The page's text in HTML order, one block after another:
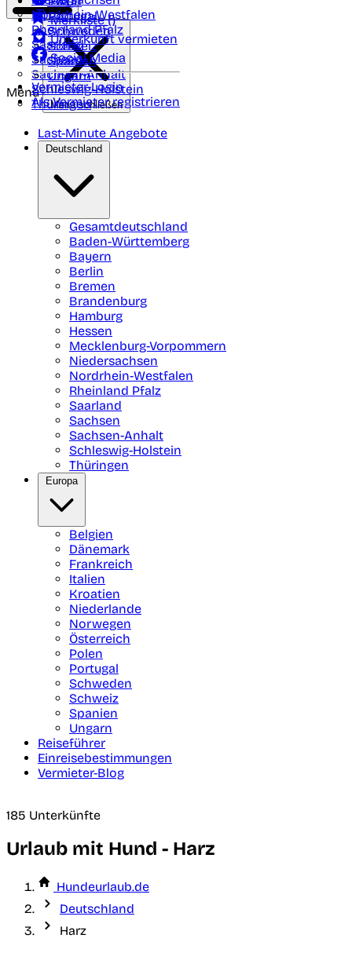
Nordrhein-Westfalen
Rheinland Pfalz
Saarland
Sachsen
Sachsen-Anhalt
Schleswig-Holstein
Thüringen
Portugal
Schweden
Schweiz
Spanien
Ungarn
Merkliste ()
Unterkunft vermieten
Social Media
Vermieter-Login
Als Vermieter registrieren
Menü
Menü schließen
Last-Minute Angebote
Deutschland
Gesamtdeutschland
Baden-Württemberg
Bayern
Berlin
Bremen
Brandenburg
Hamburg
Hessen
Mecklenburg-Vorpommern
Niedersachsen
Nordrhein-Westfalen
Rheinland Pfalz
Saarland
Sachsen
Sachsen-Anhalt
Schleswig-Holstein
Thüringen
Europa
Belgien
Dänemark
Frankreich
Italien
Kroatien
Niederlande
Norwegen
Österreich
Polen
Portugal
Schweden
Schweiz
Spanien
Ungarn
Reiseführer
Einreisebestimmungen
Vermieter-Blog
185 Unterkünfte
Urlaub mit Hund - Harz
Hundeurlaub.de
Deutschland
Harz